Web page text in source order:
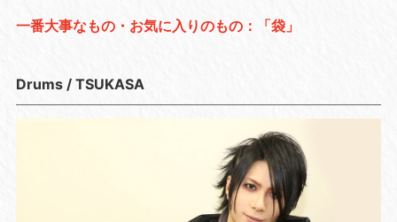
一番大事なもの・お気に入りのもの：「袋」
Drums / TSUKASA